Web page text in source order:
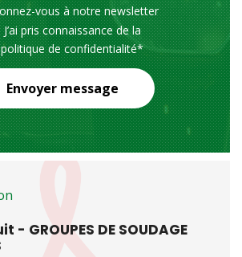
vous à notre newsletter
J’ai pris connaissance de la
politique de confidentialité*
Envoyer message
- GROUPES DE SOUDAGE